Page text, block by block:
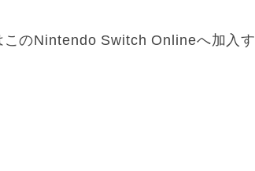
のNintendo Switch Onlineへ加入す